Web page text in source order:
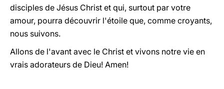
disciples de Jésus Christ et qui, surtout par votre
amour, pourra découvrir l'étoile que, comme croyants,
nous suivons.
Allons de l'avant avec le Christ et vivons notre vie en
vrais adorateurs de Dieu! Amen!